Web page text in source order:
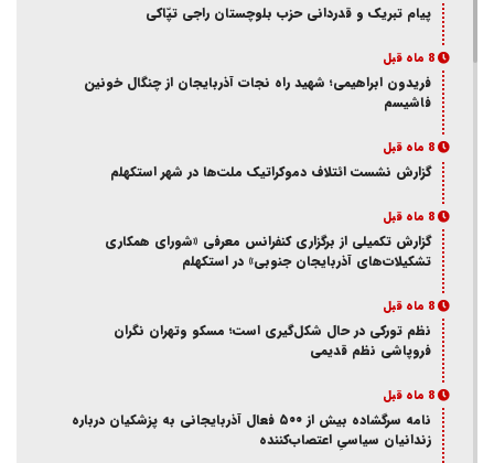
پیام تبریک و قدردانی حزب بلوچستان راجی تپّاکی
8 ماه قبل
فریدون ابراهیمی؛ شهید راه نجات آذربایجان از چنگال خونین
فاشیسم
8 ماه قبل
گزارش نشست ائتلاف دموکراتیک ملت‌ها در شهر استکهلم
8 ماه قبل
گزارش تکمیلی از برگزاری کنفرانس معرفی «شورای همکاری
تشکیلات‌های آذربایجان جنوبی» در استکهلم
8 ماه قبل
نظم تورکی در حال شکل‌گیری است؛ مسکو وتهران نگران
فروپاشی نظم قدیمی
8 ماه قبل
نامه سرگشاده بیش از ۵۰۰ فعال آذربایجانی به پزشکیان درباره
زندانیان سیاسیِ اعتصاب‌کننده